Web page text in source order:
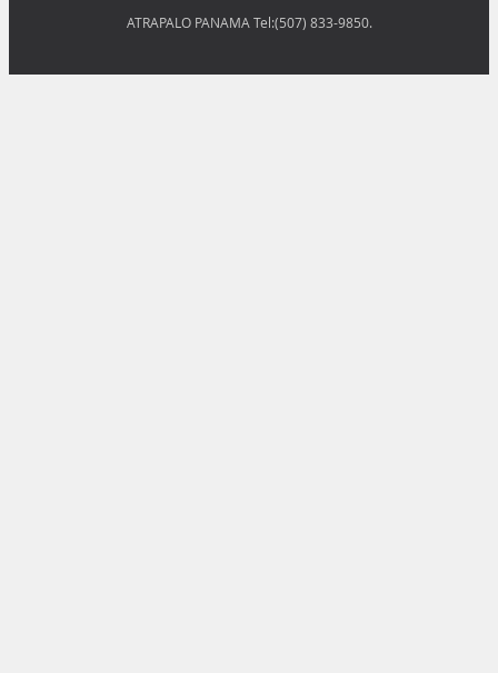
ATRAPALO PANAMA Tel:(507) 833-9850.